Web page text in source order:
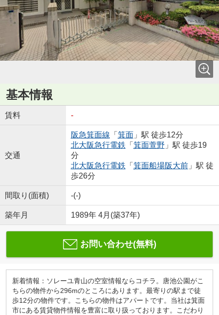
基本情報
賃料 -
交通
阪急箕面線 「 箕面」駅 徒歩12分
北大阪急行電鉄 「 箕面萱野 」駅 徒歩19
分
北大阪急行電鉄 「 箕面船場阪大前」駅 徒
歩26分
間取り(面積) -(-)
築年月 1989年 4月(築37年)
お問い合わせ(無料)
新着情報：ソレーユ青山の空室情報ならコチラ。唐池公園がこ
ちらの物件から296mのところにあります。最寄りの駅まで徒
歩12分の物件です。こちらの物件はアパートです。当社は箕面
市にある賃貸物件情報を豊富に取り扱っております。こだわり